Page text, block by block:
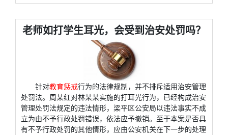
老师如打学生耳光，会受到治安处罚吗？
针对教育惩戒行为的法律规制，并不排斥适用治安管理
处罚法。周某红对林某某实施的打耳光行为，已经构成治安
管理处罚法规定的违法情形，梁平区公安局以违法事实不成
立为由不予行政处罚错误，依法应予撤销。至于本案是否具
有不予行政处罚的其他情形，应由公安机关在下一步的处理